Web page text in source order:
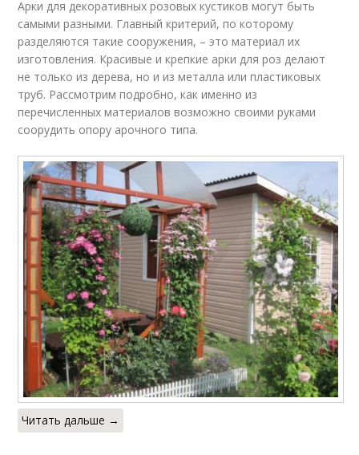
Арки для декоративных розовых кустиков могут быть
самыми разными. Главный критерий, по которому
разделяются такие сооружения, – это материал их
изготовления. Красивые и крепкие арки для роз делают
не только из дерева, но и из металла или пластиковых
труб. Рассмотрим подробно, как именно из
перечисленных материалов возможно своими руками
соорудить опору арочного типа.
Читать дальше →